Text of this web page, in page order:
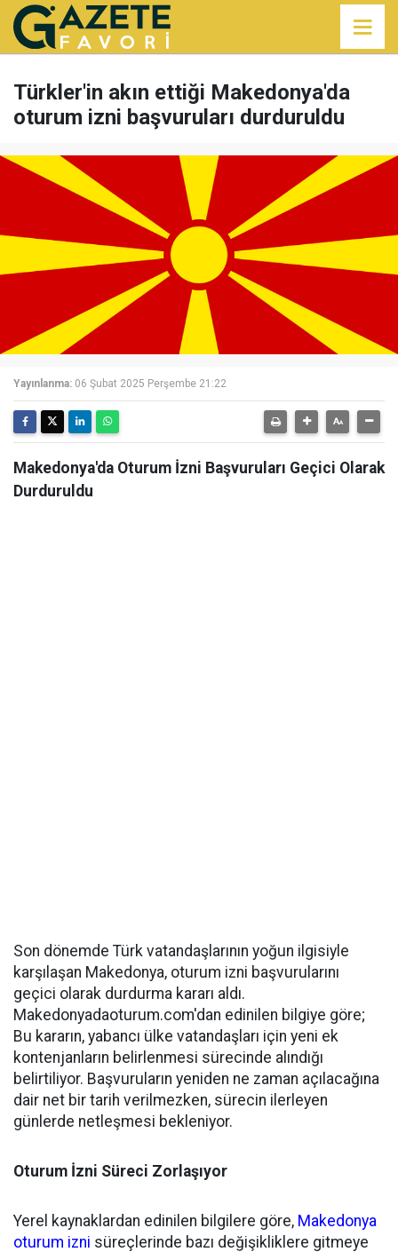
Türkler'in akın ettiği Makedonya'da
oturum izni başvuruları durduruldu
Yayınlanma: 06 Şubat 2025 Perşembe 21:22
Makedonya'da Oturum İzni Başvuruları Geçici Olarak
Durduruldu
Son dönemde Türk vatandaşlarının yoğun ilgisiyle
karşılaşan Makedonya, oturum izni başvurularını
geçici olarak durdurma kararı aldı.
Makedonyadaoturum.com'dan edinilen bilgiye göre;
Bu kararın, yabancı ülke vatandaşları için yeni ek
kontenjanların belirlenmesi sürecinde alındığı
belirtiliyor. Başvuruların yeniden ne zaman açılacağına
dair net bir tarih verilmezken, sürecin ilerleyen
günlerde netleşmesi bekleniyor.
Oturum İzni Süreci Zorlaşıyor
Yerel kaynaklardan edinilen bilgilere göre, Makedonya
oturum izni süreçlerinde bazı değişikliklere gitmeye